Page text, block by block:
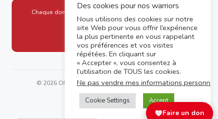
Chaque don aide un drépanocytaire à accéder aux soins
Faire un don
© 2026 ONG LCDM SOLIMAD — Tous droits réservés
f ig li
Confidentialité
Des cookies pour nos warriors
Nous utilisons des cookies sur notre
site Web pour vous offrir l’expérience
la plus pertinente en vous rappelant
vos préférences et vos visites
répétées. En cliquant sur
« Accepter », vous consentez à
l’utilisation de TOUS les cookies.
Ne pas vendre mes informations
Cookie Settings Accept
Faire un don